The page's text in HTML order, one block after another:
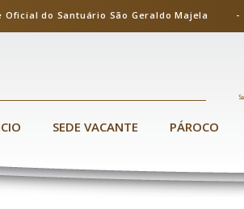
Oficial do Santuário São Geraldo
SEDE VACANTE PÁROCO